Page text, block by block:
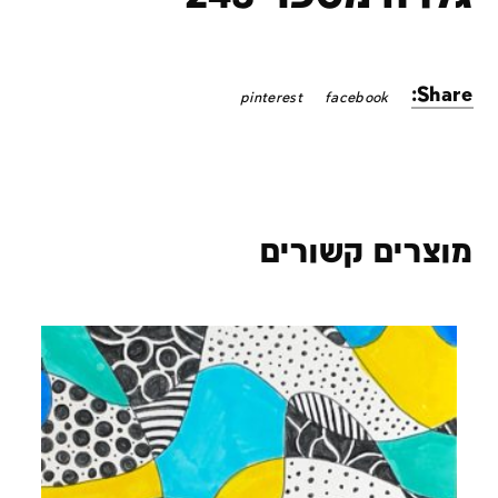
Share:
facebook
pinterest
מוצרים קשורים